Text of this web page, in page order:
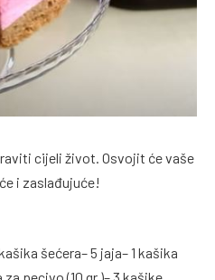
cijeli život. Osvojit će vaše
i zaslađujuće!
šećera– 5 jaja– 1 kašika